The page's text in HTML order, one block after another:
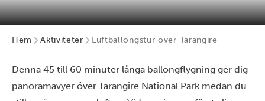
Hem Aktiviteter Luftballongstur över Tarangire
Denna 45 till 60 minuter långa ballongflygning ger dig
panoramavyer över Tarangire National Park medan du